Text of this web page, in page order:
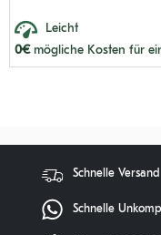
Leicht
0€mögliche Kosten für
Schnelle Versand
Schnelle